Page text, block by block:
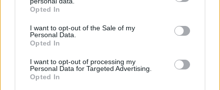
grant or deny consent to Google and its third-party tags to
use your data for below specified purposes in below Google
consent section.
Opted In
I want to opt-out of the Sale of my
Personal Data.
Opted In
I want to opt-out of processing my
Personal Data for Targeted Advertising.
Opted In
* Υποχρεωτικά πεδία
ΡΟΗ ΕΙΔΗΣΕΩΝ
Ειδήσεις Δημοφιλή Σχολιασμένα